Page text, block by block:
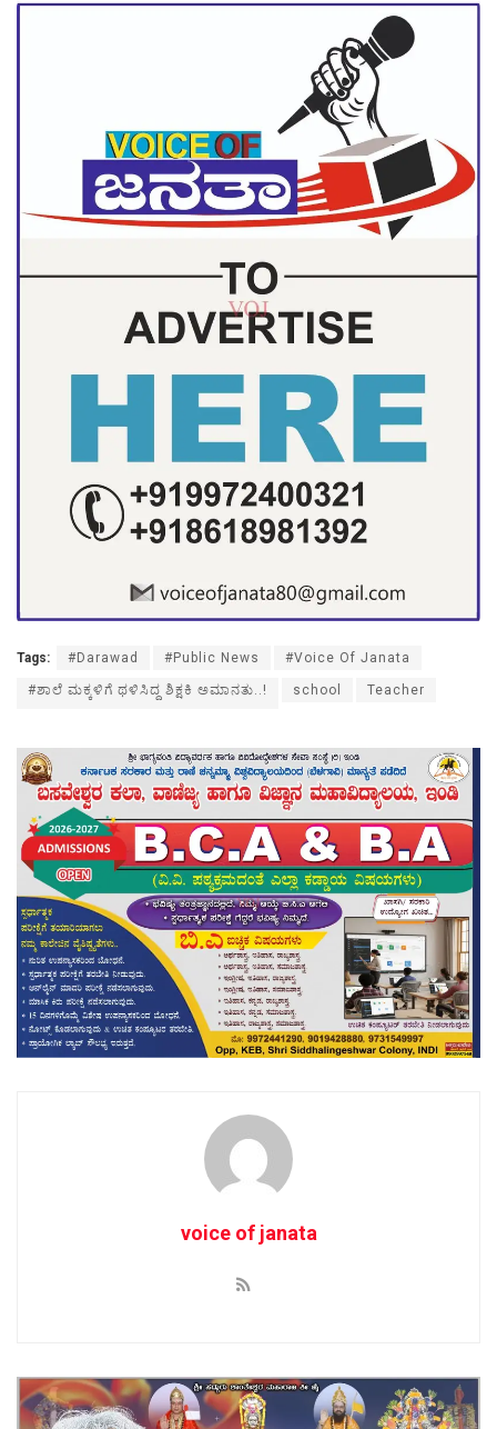
Tags: #Darawad #Public News #Voice Of Janata
#ಶಾಲೆ ಮಕ್ಕಳಿಗೆ ಥಳಿಸಿದ್ದ ಶಿಕ್ಷಕಿ ಅಮಾನತು..! school Teacher
voice of janata